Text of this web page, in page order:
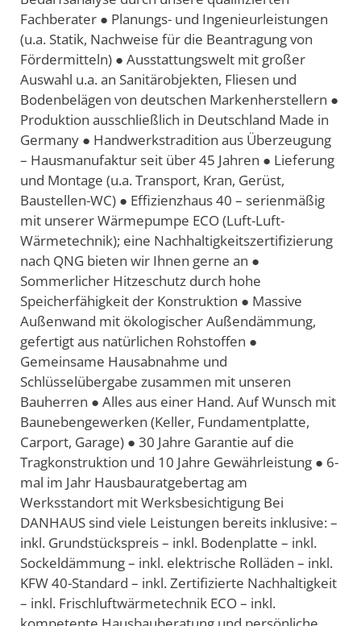
Fachberater ● Planungs- und Ingenieurleistungen
(u.a. Statik, Nachweise für die Beantragung von
Fördermitteln) ● Ausstattungswelt mit großer
Auswahl u.a. an Sanitärobjekten, Fliesen und
Bodenbelägen von deutschen Markenherstellern ●
Produktion ausschließlich in Deutschland Made in
Germany ● Handwerkstradition aus Überzeugung
– Hausmanufaktur seit über 45 Jahren ● Lieferung
und Montage (u.a. Transport, Kran, Gerüst,
Baustellen-WC) ● Effizienzhaus 40 – serienmäßig
mit unserer Wärmepumpe ECO (Luft-Luft-
Wärmetechnik); eine Nachhaltigkeitszertifizierung
nach QNG bieten wir Ihnen gerne an ●
Sommerlicher Hitzeschutz durch hohe
Speicherfähigkeit der Konstruktion ● Massive
Außenwand mit ökologischer Außendämmung,
gefertigt aus natürlichen Rohstoffen ●
Gemeinsame Hausabnahme und
Schlüsselübergabe zusammen mit unseren
Bauherren ● Alles aus einer Hand. Auf Wunsch mit
Baunebengewerken (Keller, Fundamentplatte,
Carport, Garage) ● 30 Jahre Garantie auf die
Tragkonstruktion und 10 Jahre Gewährleistung ● 6-
mal im Jahr Hausbauratgebertag am
Werksstandort mit Werksbesichtigung Bei
DANHAUS sind viele Leistungen bereits inklusive: –
inkl. Grundstückspreis – inkl. Bodenplatte – inkl.
Sockeldämmung – inkl. elektrische Rolläden – inkl.
KFW 40-Standard – inkl. Zertifizierte Nachhaltigkeit
– inkl. Frischluftwärmetechnik ECO – inkl.